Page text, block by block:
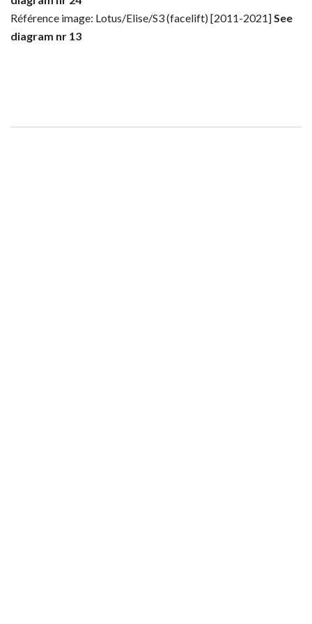
Référence image: Lotus/Elise/S3 (facelift) [2011-2021]See
diagram nr 13